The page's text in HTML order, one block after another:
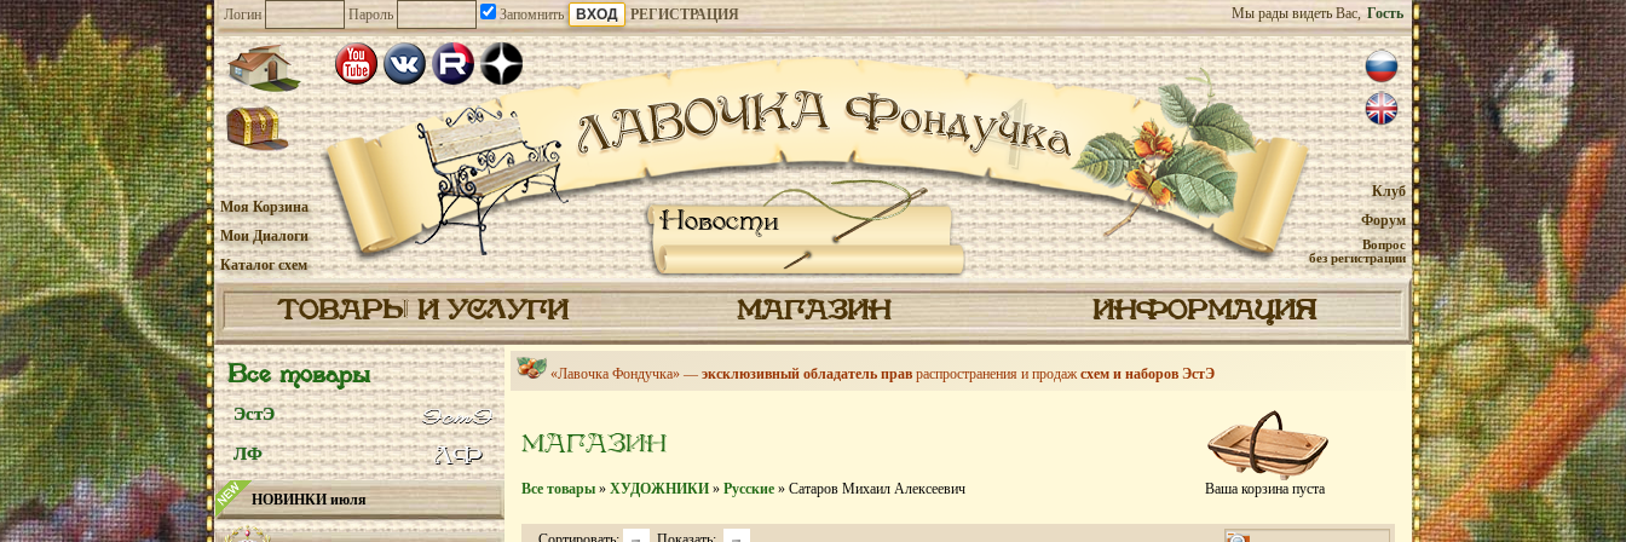
Логин Пароль Запомнить РЕГИСТРАЦИЯ Мы рады видеть Вас, Гость
Новости
Моя Корзина
Мои Диалоги
Каталог схем
Клуб
Форум
Вопрос
без регистрации
ТОВАРЫ И УСЛУГИ МАГАЗИН ИНФОРМАЦИЯ
Все товары
ЭстЭ
ЛФ
НОВИНКИ июля
«Лавочка Фондучка» — эксклюзивный обладатель прав распространения и продажсхем и наборов ЭстЭ
Ваша корзина пуста
МАГАЗИН
Все товары » ХУДОЖНИКИ » Русские » Сатаров Михаил Алексеевич